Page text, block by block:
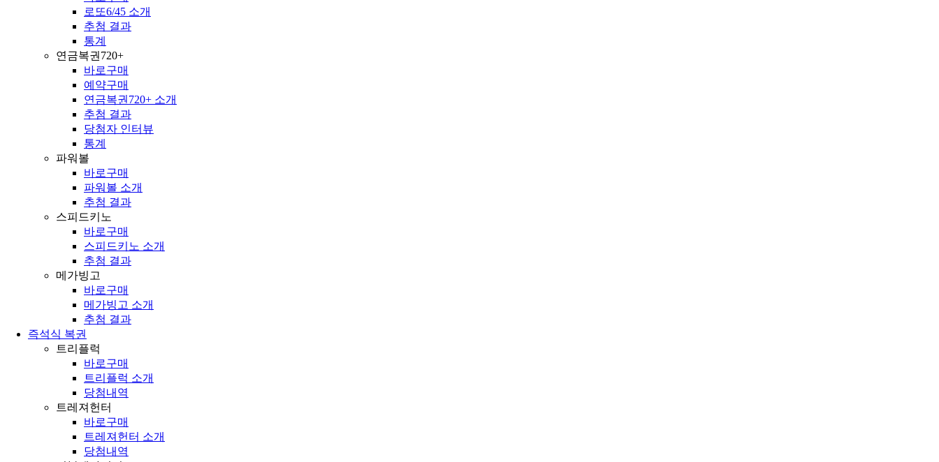
로또6/45 소개
추첨 결과
통계
연금복권720+
바로구매
예약구매
연금복권720+ 소개
추첨 결과
당첨자 인터뷰
통계
파워볼
바로구매
파워볼 소개
추첨 결과
스피드키노
바로구매
스피드키노 소개
추첨 결과
메가빙고
바로구매
메가빙고 소개
추첨 결과
즉석식 복권
트리플럭
바로구매
트리플럭 소개
당첨내역
트레져헌터
바로구매
트레져헌터 소개
당첨내역